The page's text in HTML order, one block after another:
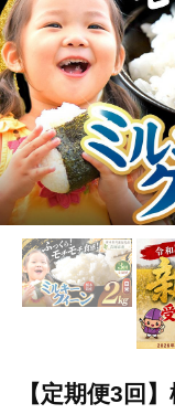
【定期便3回